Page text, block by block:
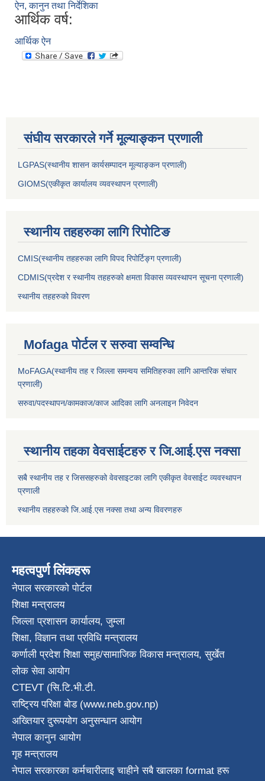
ऐन, कानुन तथा निर्देशिका
आर्थिक वर्ष:
आर्थिक ऐन
संघीय सरकारले गर्ने मूल्याङ्कन प्रणाली
LGPAS(स्थानीय शासन कार्यसम्पादन मूल्याङ्कन प्रणाली)
GIOMS(एकीकृत कार्यालय व्यवस्थापन प्रणाली)
स्थानीय तहहरुका लागि रिपोटिङ
CMIS(स्थानीय तहहरुका लागि विपद रिपोर्टिङ्ग प्रणाली)
CDMIS(प्रदेश र स्थानीय तहहरुको क्षमता विकास व्यवस्थापन सूचना प्रणाली)
स्थानीय तहहरुको विवरण
Mofaga पोर्टल र सरुवा सम्वन्धि
MoFAGA(स्थानीय तह र जिल्ला समन्वय समितिहरुका लागि आन्तरिक संचार
प्रणाली)
सरुवा/पदस्थापन/कामकाज/काज आदिका लागि अनलाइन निवेदन
स्थानीय तहका वेवसाईटहरु र जि.आई.एस नक्सा
सबै स्थानीय तह र जिससहरुको वेवसाइटका लागि एकीकृत वेवसाईट व्यवस्थापन
प्रणाली
स्थानीय तहहरुको जि.आई.एस नक्सा तथा अन्य विवरणहरु
महत्वपुर्ण लिंकहरू
नेपाल सरकारको पोर्टल
शिक्षा मन्त्रालय
जिल्ला प्रशासन कार्यालय, जुम्ला
शिक्षा, विज्ञान तथा प्रविधि मन्त्रालय
कर्णाली प्रदेश शिक्षा समुह/सामाजिक विकास मन्त्रालय, सुर्खेत
लोक सेवा आयोग
CTEVT (सि.टि.भी.टी.
राष्ट्रिय परिक्षा बाेड (www.neb.gov.np)
अख्तियार दुरूपयोग अनुसन्धान आयोग
नेपाल कानुन आयाेग
गृह मन्त्रालय
नेपाल सरकारका कर्मचारीलाइ चाहीने सबै खालका format हरू